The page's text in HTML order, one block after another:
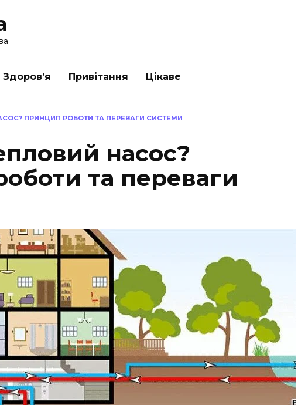
Здоров’я Привітання Цікаве
ПРИНЦИП РОБОТИ ТА ПЕРЕВАГИ СИСТЕМИ
насос?
та переваги